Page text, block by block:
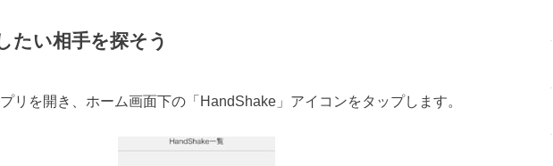
たい相手を探そう
リを開き、ホーム画面下の「HandShake」アイコンをタップします。